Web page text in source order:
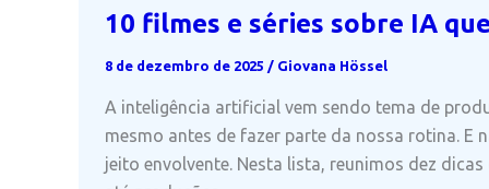
definir
a
10 filmes e séries sobre IA
8 de dezembro de 2025 / Giovana Hössel
A inteligência artificial vem sendo tema de
mesmo antes de fazer parte da nossa rotina. E
jeito envolvente. Nesta lista, reunimos dez